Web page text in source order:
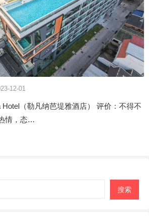
12-01
Hotel（勒凡纳芭堤雅酒店） 评价：不得不
情，态…
搜索